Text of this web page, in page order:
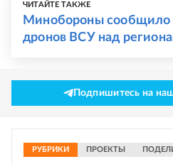
ЧИТАЙТЕ ТАКЖЕ
Минобороны сообщило
дронов ВСУ над
Подпишитесь на наш
РУБРИКИ ПРОЕКТЫ